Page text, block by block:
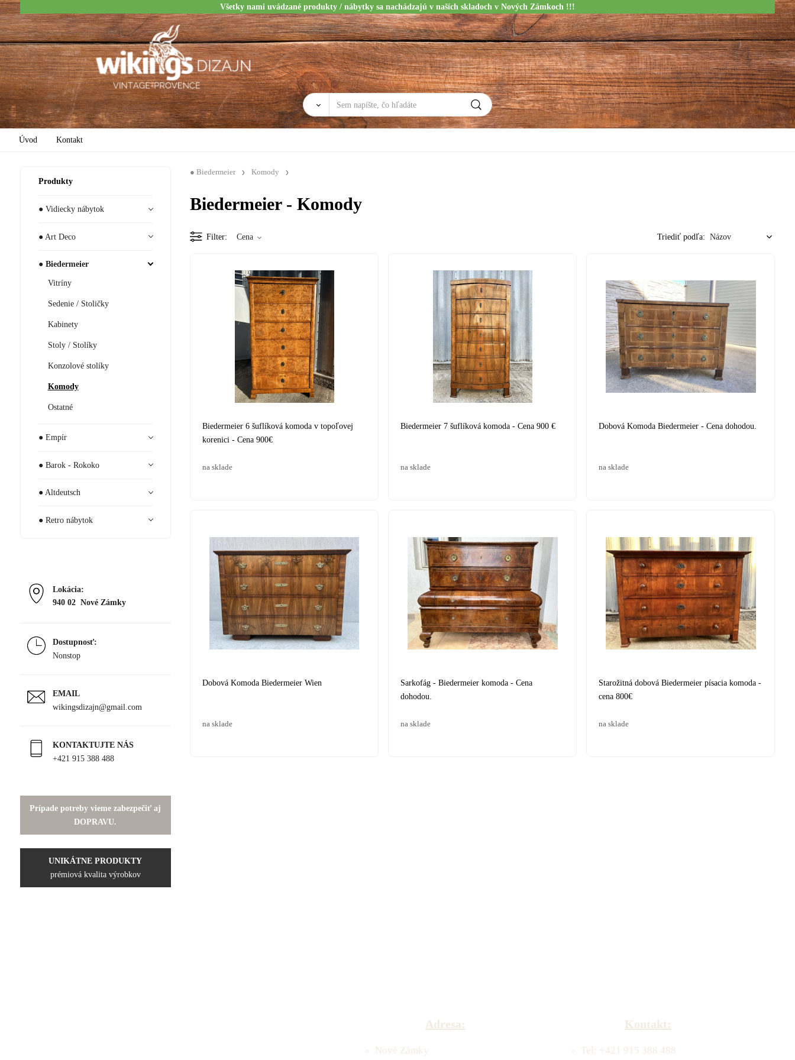
Všetky nami uvádzané produkty / nábytky sa nachádzajú v naších skladoch v Nových Zámkoch !!!
Úvod Kontakt
Produkty
● Vidiecky nábytok
● Art Deco
● Biedermeier
Vitríny
Sedenie / Stoličky
Kabinety
Stoly / Stolíky
Konzolové stolíky
Komody
Ostatné
● Empír
● Barok - Rokoko
● Altdeutsch
● Retro nábytok
Lokácia:
940 02 Nové Zámky
Dostupnosť:
Nonstop
EMAIL
wikingsdizajn@gmail.com
KONTAKTUJTE NÁS
+421 915 388 488
Prípade potreby vieme zabezpečiť aj
DOPRAVU.
UNIKÁTNE PRODUKTY
prémiová kvalita výrobkov
● Biedermeier Komody
Biedermeier - Komody
Filter Cena Triediť podľa:
Biedermeier 6 šuflíková komoda v topoľovej
korenici - Cena 900€
na sklade
Biedermeier 7 šuflíková komoda - Cena 900 €
na sklade
Dobová Komoda Biedermeier - Cena dohodou.
na sklade
Dobová Komoda Biedermeier Wien
na sklade
Sarkofág - Biedermeier komoda - Cena
dohodou.
na sklade
Starožitná dobová Biedermeier písacia komoda -
cena 800€
na sklade
Adresa:
Nové Zámky
Kontakt:
Tel: +421 915 388 488